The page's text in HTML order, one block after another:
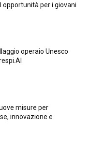
opportunità per i giovani
operaio Unesco
misure per
innovazione e